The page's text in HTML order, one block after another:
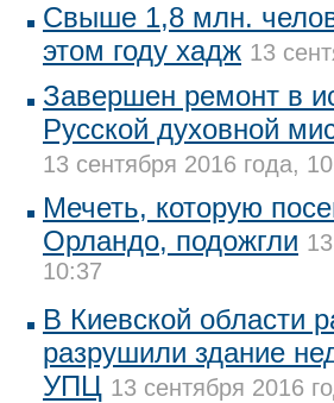
Свыше 1,8 млн.
этом году хадж 13
Завершен ремонт в
Русской духовной
13 сентября 2016 года,
Мечеть, которую
Орландо, подожгли
10:37
В Киевской области
разрушили здание
УПЦ 13 сентября 2016